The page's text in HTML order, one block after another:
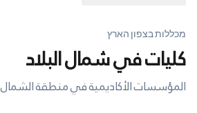
מכללות בצפון הארץ
كليات في شمال البلاد
المؤسسات الأكاديمية في منطقة الشمال